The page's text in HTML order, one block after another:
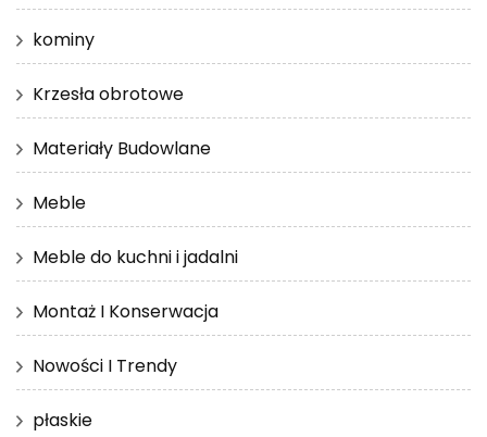
kominy
Krzesła obrotowe
Materiały Budowlane
Meble
Meble do kuchni i jadalni
Montaż I Konserwacja
Nowości I Trendy
płaskie